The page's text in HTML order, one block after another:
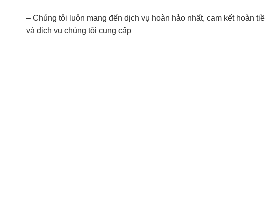
– Chúng tôi luôn mang đến dịch vụ hoàn hảo nhất, cam kết hoàn
và dịch vụ chúng tôi cung cấp